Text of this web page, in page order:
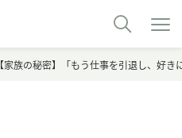
【家族の秘密】「もう仕事を引退し、好